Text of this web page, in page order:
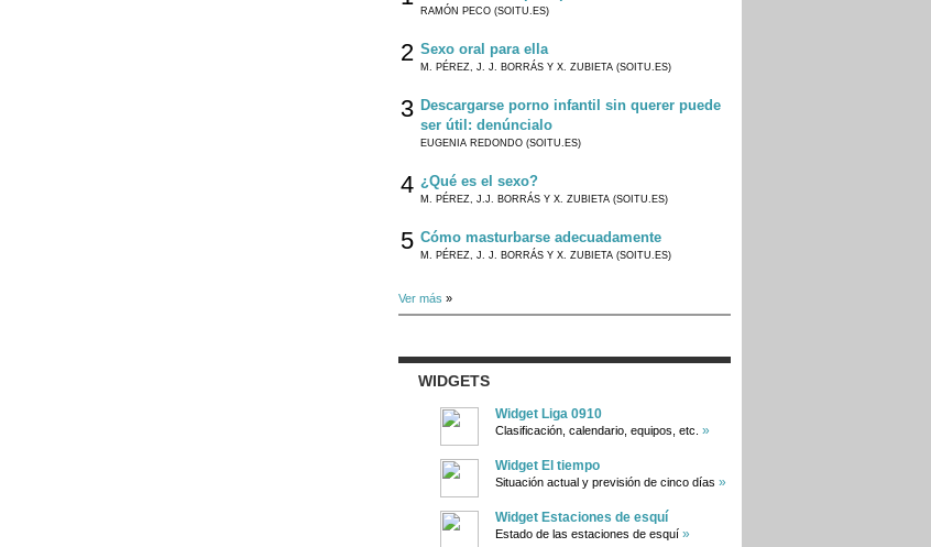
RAMÓN PECO (SOITU.ES)
2 Sexo oral para ella
M. PÉREZ, J. J. BORRÁS Y X. ZUBIETA (SOITU.ES)
3 Descargarse porno infantil sin querer puede
ser útil: denúncialo
EUGENIA REDONDO (SOITU.ES)
4 ¿Qué es el sexo?
M. PÉREZ, J.J. BORRÁS Y X. ZUBIETA (SOITU.ES)
5 Cómo masturbarse adecuadamente
M. PÉREZ, J. J. BORRÁS Y X. ZUBIETA (SOITU.ES)
Ver más »
WIDGETS
Widget Liga 0910
Clasificación, calendario, equipos, etc. »
Widget El tiempo
Situación actual y previsión de cinco días »
Widget Estaciones de esquí
Estado de las estaciones de esquí »